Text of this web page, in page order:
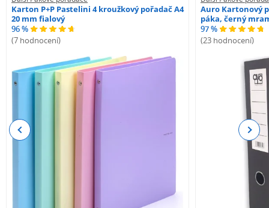
Karton P+P Pastelini 4 kroužkový pořadač A4
20 mm fialový
96 %
(7 hodnocení)
Auro Kartonový
páka, černý
97 %
(23 hodnocení)
Previous Next